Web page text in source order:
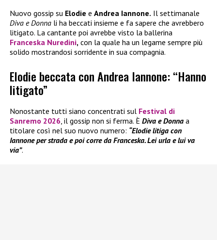
Nuovo gossip su Elodie e Andrea Iannone. Il settimanale
Diva e Donna li ha beccati insieme e fa sapere che avrebbero
litigato. La cantante poi avrebbe visto la ballerina
Franceska Nuredini, con la quale ha un legame sempre più
solido mostrandosi sorridente in sua compagnia.
Elodie beccata con Andrea Iannone: “Hanno
litigato”
Nonostante tutti siano concentrati sul Festival di
Sanremo 2026, il gossip non si ferma. È Diva e Donna a
titolare così nel suo nuovo numero: “Elodie litiga con
Iannone per strada e poi corre da Franceska. Lei urla e lui va
via”.